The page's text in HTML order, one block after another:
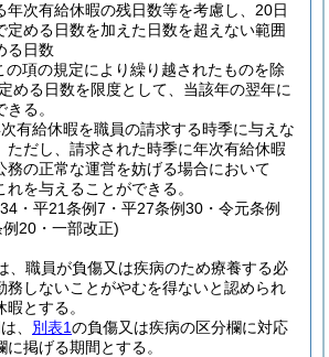
年次有給休暇の残日数等を考慮し、20日
定める日数を加えた日数を超えない範囲
る日数
の項の規定により繰り越されたものを除
める日数を限度として、当該年の翌年に
る。
有給休暇を職員の請求する時季に与えな
ただし、請求された時季に年次有給休暇
務の正常な運営を妨げる場合において
を与えることができる。
・平21条例7・平27条例30・令元条例
20・一部改正)
、職員が負傷又は疾病のため療養する必
務しないことがやむを得ないと認められ
とする。
、 別表1の負傷又は疾病の区分欄に対応
に掲げる期間とする。